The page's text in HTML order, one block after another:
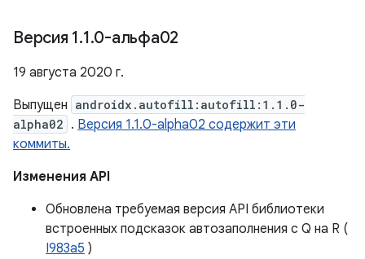
Версия 1.1.0-альфа02
19 августа 2020 г.
Выпущен androidx.autofill:autofill:1.1.0-
alpha02 . Версия 1.1.0-alpha02 содержит эти
коммиты.
Изменения API
Обновлена ​​требуемая версия API библиотеки
встроенных подсказок автозаполнения с Q на R (
I983a5 )